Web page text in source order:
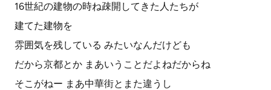
16世紀の建物の時ね疎開してきた人たちが
建てた建物を
雰囲気を残している みたいなんだけども
だから京都とか まあいうことだよねだからね
そこがねー まあ中華街とまた違うし